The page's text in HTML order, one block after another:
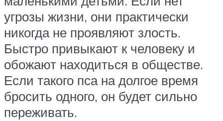
угрозы жизни, они практически
никогда не проявляют злость.
Быстро привыкают к человеку и
обожают находиться в обществе.
Если такого пса на долгое время
бросить одного, он будет сильно
переживать.